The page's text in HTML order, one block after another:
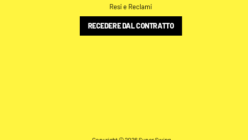
Resi e Reclami
RECEDERE DAL CONTRATTO